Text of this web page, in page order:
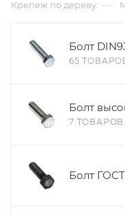
Крепеж по дереву —
Болт
65
Болт
7 ТОВАРОВ
Болт